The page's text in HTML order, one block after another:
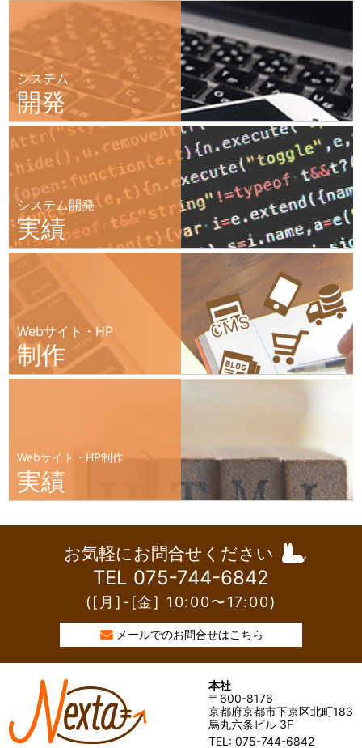
システム
開発
システム開発
実績
Webサイト・HP
制作
Webサイト・HP制作
実績
お気軽にお問合せください
TEL 075-744-6842
([月]-[金] 10:00〜17:00)
メールでのお問合せはこちら
本社
〒600-8176
京都府京都市下京区北町183
烏丸六条ビル 3F
TEL: 075-744-6842